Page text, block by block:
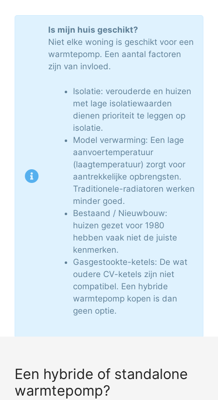
Is mijn huis geschikt?
Niet elke woning is geschikt voor een
warmtepomp. Een aantal factoren
zijn van invloed.
Isolatie: verouderde en huizen
met lage isolatiewaarden
dienen prioriteit te leggen op
isolatie.
Model verwarming: Een lage
aanvoertemperatuur
(laagtemperatuur) zorgt voor
aantrekkelijke opbrengsten.
Traditionele-radiatoren werken
minder goed.
Bestaand / Nieuwbouw:
huizen gezet voor 1980
hebben vaak niet de juiste
kenmerken.
Gasgestookte-ketels: De wat
oudere CV-ketels zijn niet
compatibel. Een hybride
warmtepomp kopen is dan
geen optie.
Een hybride of standalone
warmtepomp?